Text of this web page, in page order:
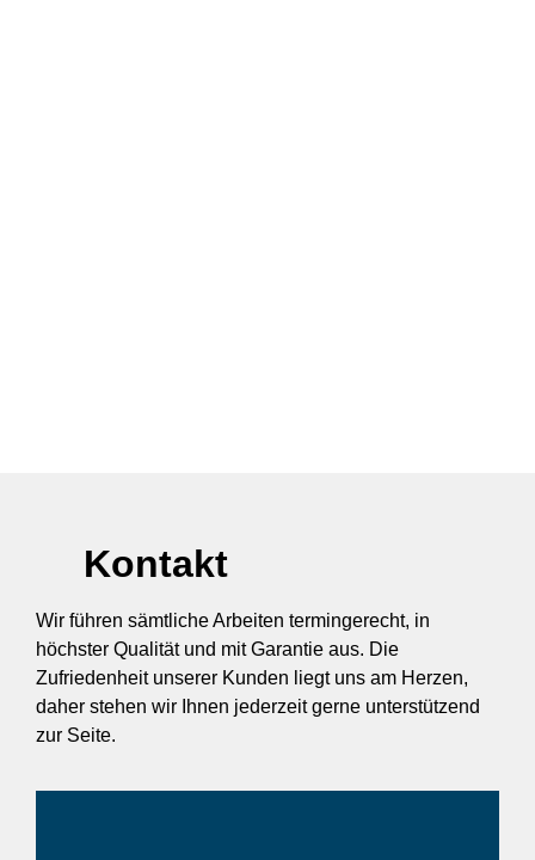
Kontakt
Wir führen sämtliche Arbeiten termingerecht, in
höchster Qualität und mit Garantie aus. Die
Zufriedenheit unserer Kunden liegt uns am Herzen,
daher stehen wir Ihnen jederzeit gerne unterstützend
zur Seite.